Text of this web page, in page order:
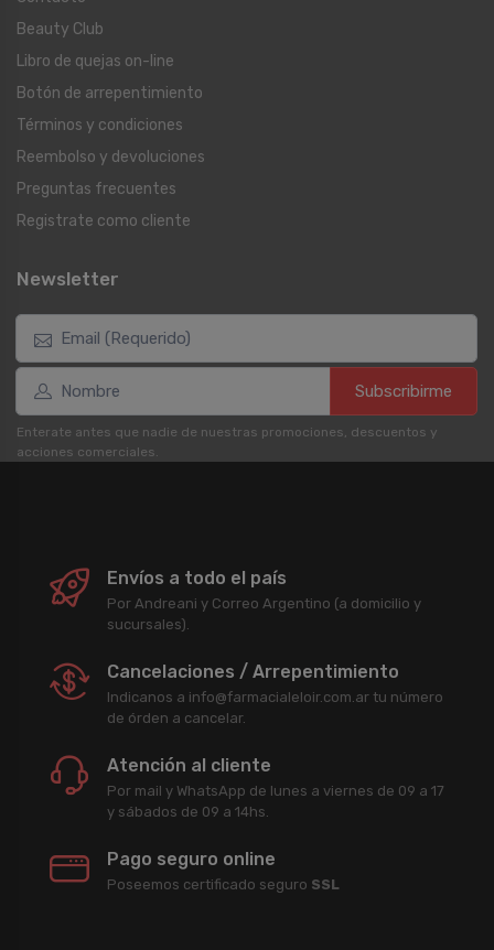
Beauty Club
Libro de quejas on-line
Botón de arrepentimiento
Términos y condiciones
Reembolso y devoluciones
Preguntas frecuentes
Registrate como cliente
Newsletter
Subscribirme
Enterate antes que nadie de nuestras promociones, descuentos y
acciones comerciales.
Envíos a todo el país
Por Andreani y Correo Argentino (a domicilio y
sucursales).
Cancelaciones / Arrepentimiento
Indicanos a info@farmacialeloir.com.ar tu número
de órden a cancelar.
Atención al cliente
Por mail y WhatsApp de lunes a viernes de 09 a 17
y sábados de 09 a 14hs.
Pago seguro online
Poseemos certificado seguro SSL